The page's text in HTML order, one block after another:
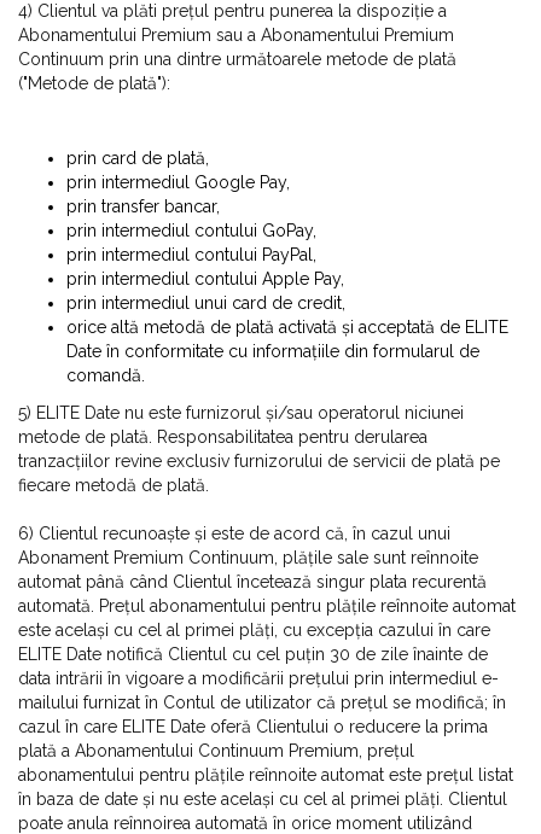
4) Clientul va plăti prețul pentru punerea la dispoziție a
Abonamentului Premium sau a Abonamentului Premium
Continuum prin una dintre următoarele metode de plată
("Metode de plată"):
prin card de plată,
prin intermediul Google Pay,
prin transfer bancar,
prin intermediul contului GoPay,
prin intermediul contului PayPal,
prin intermediul contului Apple Pay,
prin intermediul unui card de credit,
orice altă metodă de plată activată și acceptată de ELITE
Date în conformitate cu informațiile din formularul de
comandă.
5) ELITE Date nu este furnizorul și/sau operatorul niciunei
metode de plată. Responsabilitatea pentru derularea
tranzacțiilor revine exclusiv furnizorului de servicii de plată pe
fiecare metodă de plată.
6) Clientul recunoaște și este de acord că, în cazul unui
Abonament Premium Continuum, plățile sale sunt reînnoite
automat până când Clientul încetează singur plata recurentă
automată. Prețul abonamentului pentru plățile reînnoite automat
este același cu cel al primei plăți, cu excepția cazului în care
ELITE Date notifică Clientul cu cel puțin 30 de zile înainte de
data intrării în vigoare a modificării prețului prin intermediul e-
mailului furnizat în Contul de utilizator că prețul se modifică; în
cazul în care ELITE Date oferă Clientului o reducere la prima
plată a Abonamentului Continuum Premium, prețul
abonamentului pentru plățile reînnoite automat este prețul listat
în baza de date și nu este același cu cel al primei plăți. Clientul
poate anula reînnoirea automată în orice moment utilizând